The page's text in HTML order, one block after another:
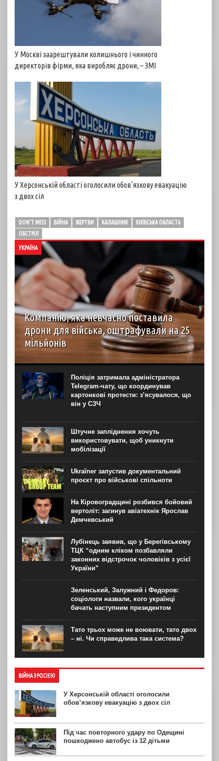
У Москві заарештували колишнього і чинного
директорів фірми, яка виробляє дрони, – ЗМІ
У Херсонській області оголосили обов’язкову евакуацію
з двох сіл
DON'T MISS ВІЙНА ЖЕРТВИ КАЛАШНИК
КИЇВСЬКА ОБЛАСТЬ
ОБСТРІЛ
УКРАЇНА
Компанію, яка невчасно поставила
дрони для війська, оштрафували на 25
мільйонів
Господарський суд Рівненської області вирішив стягнути
з ТОВ “Домпромбуд” на користь ДП Міністерства
оборони “Агенція оборонних закупівель” 24,88 млн грн за
невчасно поставлені дрони. Про це свідчить рішення
суду...
Поліція затримала адміністратора
Telegram-чату, що координував
картонкові протести: з’ясувалося, що
він у СЗЧ
Штучне запліднення хочуть
використовувати, щоб уникнути
мобілізації
Ukraїner запустив документальний
проєкт про військові спільноти
На Кіровоградщині розбився бойовий
вертоліт: загинув авіатехнік Ярослав
Демчевський
Лубінець заявив, що у Берегівському
ТЦК “одним кліком позбавляли
законних відстрочок чоловіків з усієї
України”
Зеленський, Залужний і Федоров:
соціологи назвали, кого українці
бачать наступним президентом
Тато трьох може не воювати, тато двох
– ні. Чи справедлива така система?
ВІЙНА З РОСІЄЮ
У Херсонській області оголосили
обов’язкову евакуацію з двох сіл
Під час повторного удару по Одещині
пошкоджено автобус із 12 дітьми